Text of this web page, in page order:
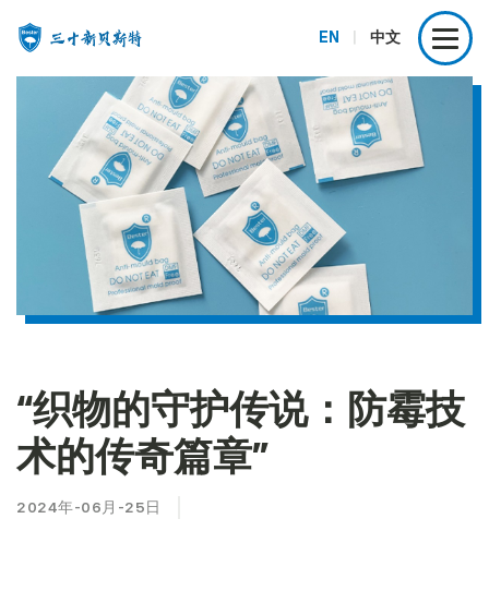
EN 中文
“织物的守护传说：防霉技
术的传奇篇章”
2024年-06月-25日